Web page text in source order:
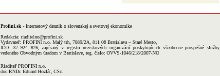
Profini.sk - Internetový denník o slovenskej a svetovej ekonomike
Redakcia: riaditelno@profini.sk
Vydavateľ: PROFINI n.o. Malý trh, 7089/2A, 811 08 Bratislava – Staré Mesto,
IČO: 37 924 826, zapísaný v registri neziskových organizácií poskytujúcich všeobecne prospešné služby
vedeného Obvodným úradom v Bratislave, reg. číslo: OVVS-1046/218/2007-NO
Riaditeľ PROFINI n.o.
doc.RNDr. Eduard Hozlár, CSc.